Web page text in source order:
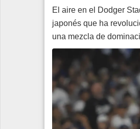
Edición Impresa
El aire en el Dodger
japonés que ha
una mezcla de